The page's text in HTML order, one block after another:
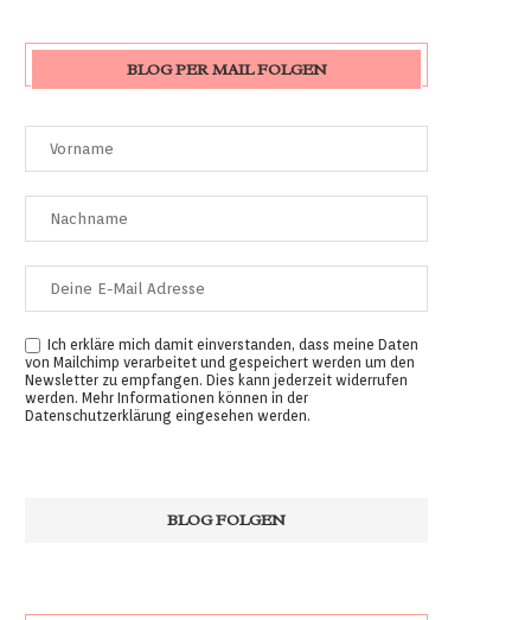
BLOG PER MAIL FOLGEN
Ich erkläre mich damit einverstanden, dass meine Daten
von Mailchimp verarbeitet und gespeichert werden um den
Newsletter zu empfangen. Dies kann jederzeit widerrufen
werden. Mehr Informationen können in der
Datenschutzerklärung eingesehen werden.